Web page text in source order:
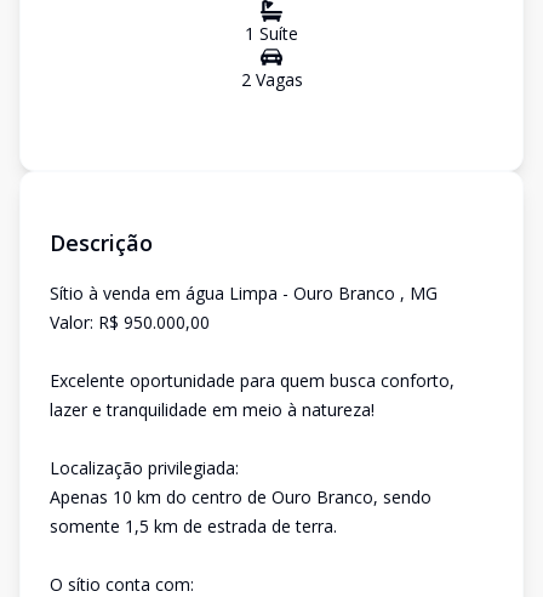
1 Suíte
2Vagas
Descrição
Sítio à venda em água Limpa - Ouro Branco , MG
Valor: R$ 950.000,00
Excelente oportunidade para quem busca conforto,
lazer e tranquilidade em meio à natureza!
Localização privilegiada:
Apenas 10 km do centro de Ouro Branco, sendo
somente 1,5 km de estrada de terra.
O sítio conta com: